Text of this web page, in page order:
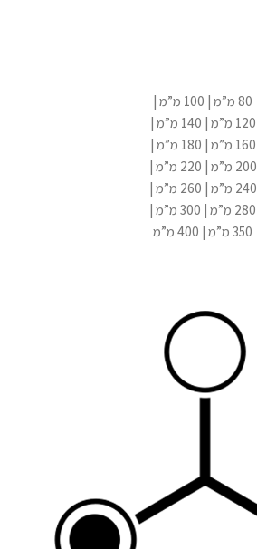
80 מ”מ | 100 מ”מ |
120 מ”מ | 140 מ”מ |
160 מ”מ | 180 מ”מ |
200 מ”מ | 220 מ”מ |
240 מ”מ | 260 מ”מ |
280 מ”מ | 300 מ”מ |
350 מ”מ | 400 מ”מ